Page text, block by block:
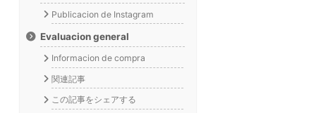
Publicacion de Instagram
Evaluacion general
Informacion de compra
関連記事
この記事をシェアする